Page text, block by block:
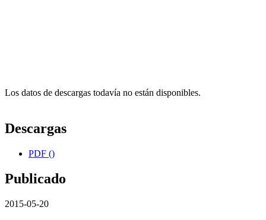
Los datos de descargas todavía no están disponibles.
Descargas
PDF ()
Publicado
2015-05-20